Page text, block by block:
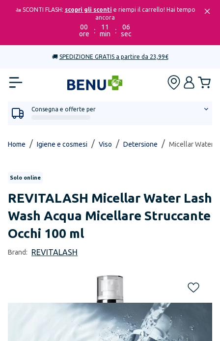
🚤 SCONTI FLASH: scopri gli sconti e riempi il carrello! Hai tempo
ancora
00
ore
:
11
min
:
06
sec
🚚 SPEDIZIONE GRATIS a partire da 23,99€
Consegna e offerte per
Home / Igiene e cosmesi / Viso / Detersione / Micellar Water
Solo online
REVITALASH Micellar Water Lash
Wash Acqua Micellare Struccante
Occhi 100 ml
Brand: REVITALASH